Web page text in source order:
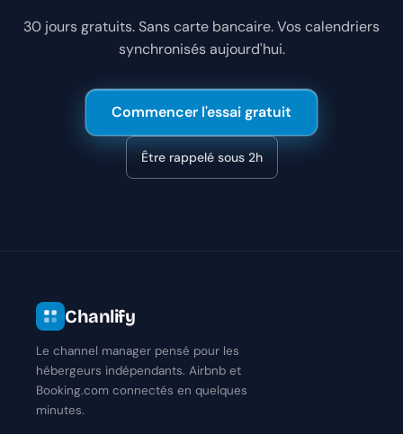
30 jours gratuits. Sans carte bancaire. Vos calendriers
synchronisés aujourd'hui.
Commencer l'essai gratuit
Être rappelé sous 2h
Chanlify
Le channel manager pensé pour les
hébergeurs indépendants. Airbnb et
Booking.com connectés en quelques
minutes.